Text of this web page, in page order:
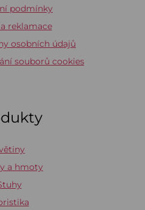
podmínky
reklamace
osobních údajů
souborů cookies
a hmoty